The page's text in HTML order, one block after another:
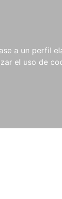
a un perfil
el uso de
NOTICIAS